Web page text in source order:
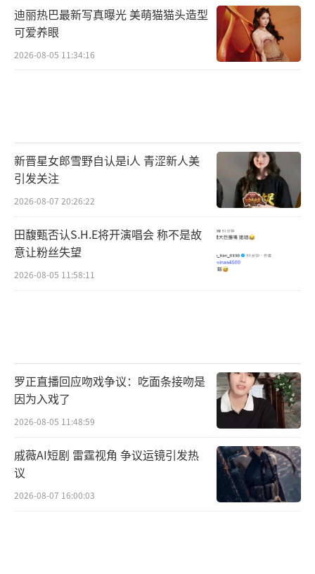
迪丽热巴最新写真曝光 美萌猫猫头造型
可爱养眼
2026-08-05 11:34:16
新晋星女郎雪野自认是i人 青涩新人美
引发关注
2026-08-07 20:26:22
田馥甄否认S.H.E将开演唱会 称不是故
意让粉丝失望
2026-08-05 11:58:11
罗正直播回应吻戏争议：吃面条接吻是
因为入戏了
2026-08-05 11:48:59
戚薇AI短剧 雷霆视角 争议运镜引发热
议
2026-08-07 16:00:03